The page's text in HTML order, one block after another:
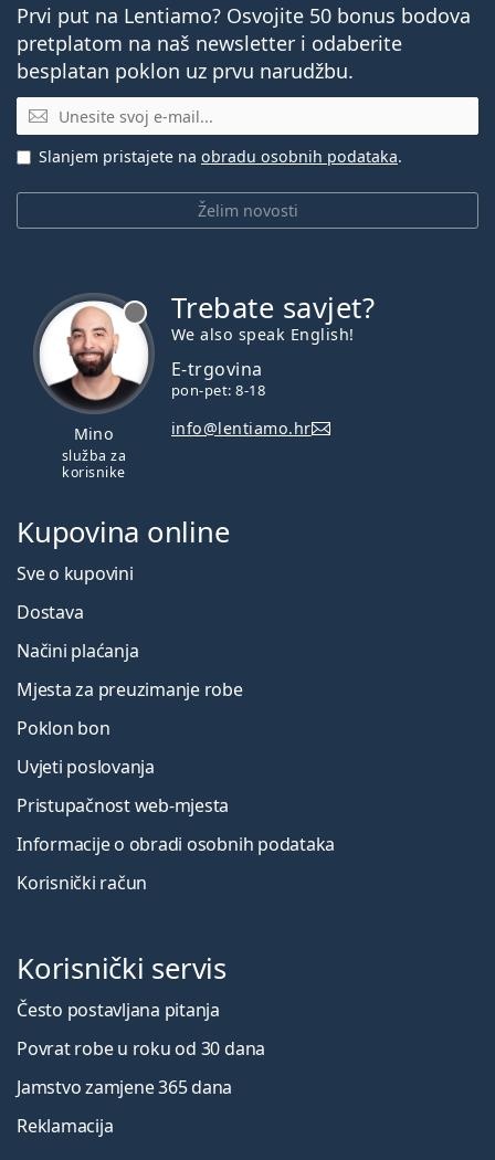
Prvi put na Lentiamo? Osvojite 50 bonus bodova
pretplatom na naš newsletter i odaberite
besplatan poklon uz prvu narudžbu.
E-mail
Želim novosti
Slanjem pristajete na obradu osobnih podataka.
Mino
služba za
korisnike
Trebate savjet?
We also speak English!
E-trgovina
pon-pet: 8-18
info@lentiamo.hr
Kupovina online
Sve o kupovini
Dostava
Načini plaćanja
Mjesta za preuzimanje robe
Poklon bon
Uvjeti poslovanja
Pristupačnost web-mjesta
Informacije o obradi osobnih podataka
Korisnički račun
Korisnički servis
Često postavljana pitanja
Povrat robe u roku od 30 dana
Jamstvo zamjene 365 dana
Reklamacija